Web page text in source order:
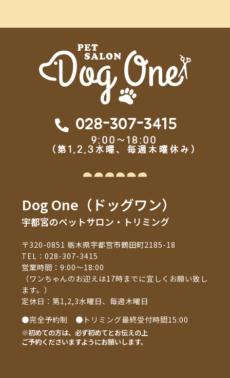
028-307-3415
9:00～18:00
（第1,2,3水曜、毎週木曜休み）
Dog One（ドッグワン）
宇都宮のペットサロン・トリミング
〒320-0851 栃木県宇都宮市鶴田町2185-18
TEL：028-307-3415
営業時間：9:00～18:00
（ワンちゃんのお迎えは17時までに宜しくお願い致し
ます。）
定休日：第1,2,3水曜日、毎週木曜日
●完全予約制 ●トリミング最終受付時間15:00
※初めての方は、必ず初めてとお伝えの上
ご予約くださいますようにお願いします。